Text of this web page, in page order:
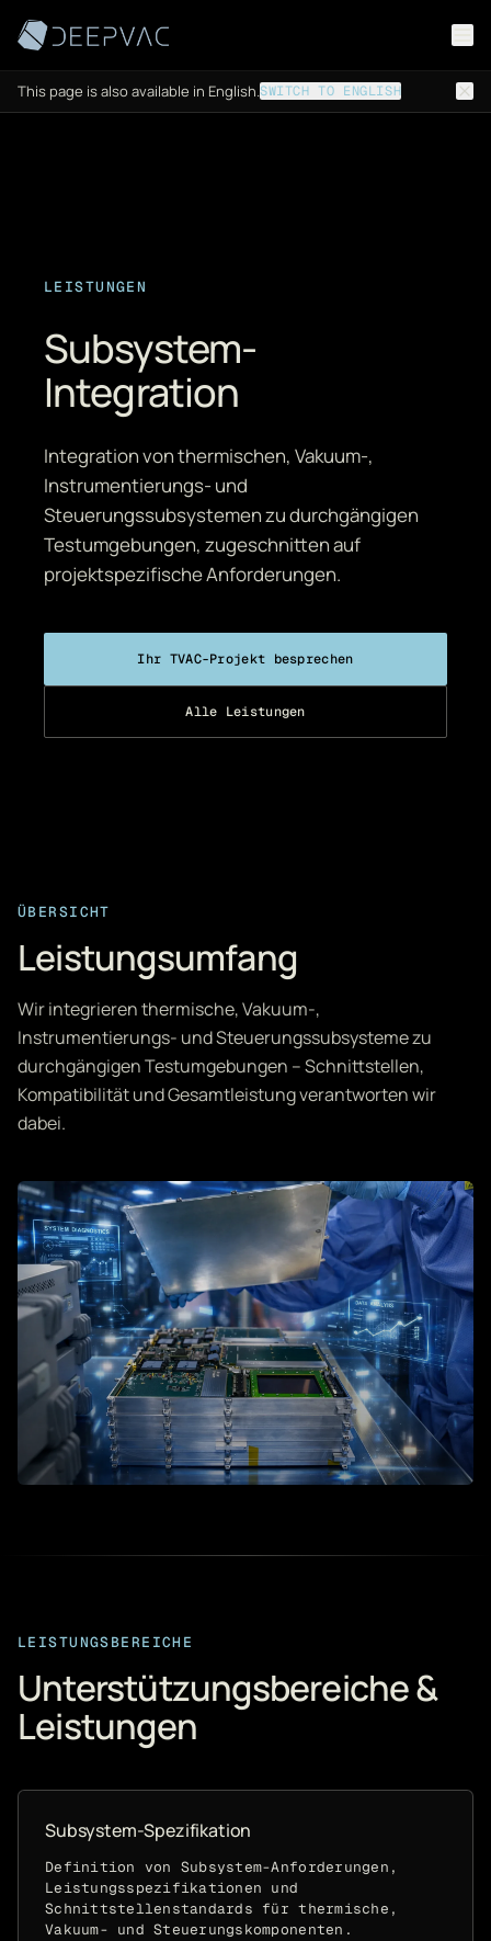
This page is also available in English.SWITCH TO ENGLISH
LEISTUNGEN
Subsystem-
Integration
Integration von thermischen, Vakuum-,
Instrumentierungs- und
Steuerungssubsystemen zu durchgängigen
Testumgebungen, zugeschnitten auf
projektspezifische Anforderungen.
Ihr TVAC-Projekt besprechen
Alle Leistungen
ÜBERSICHT
Leistungsumfang
Wir integrieren thermische, Vakuum-,
Instrumentierungs- und Steuerungssubsysteme zu
durchgängigen Testumgebungen – Schnittstellen,
Kompatibilität und Gesamtleistung verantworten wir
dabei.
LEISTUNGSBEREICHE
Unterstützungsbereiche &
Leistungen
Subsystem-Spezifikation
Definition von Subsystem-Anforderungen,
Leistungsspezifikationen und
Schnittstellenstandards für thermische,
Vakuum- und Steuerungskomponenten.